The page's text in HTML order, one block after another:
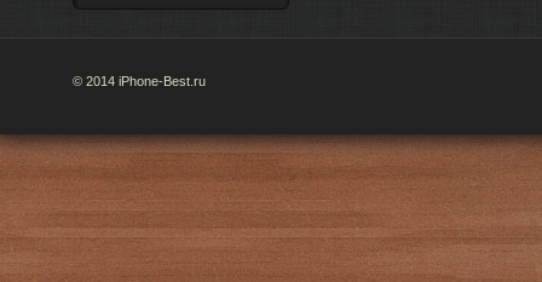
© 2014 iPhone-Best.ru